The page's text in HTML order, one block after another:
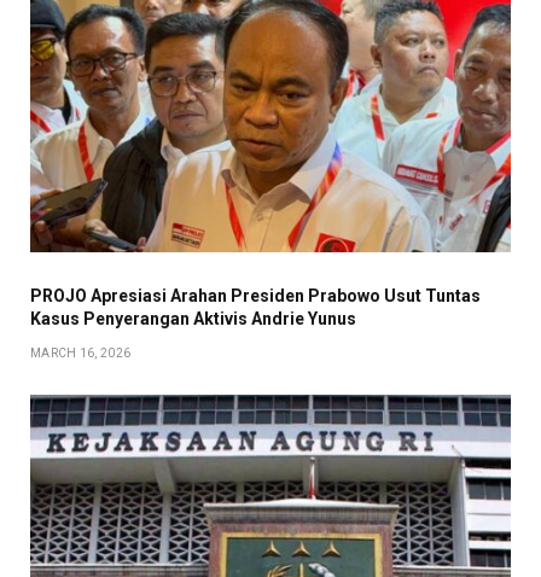
PROJO Apresiasi Arahan Presiden Prabowo Usut Tuntas
Kasus Penyerangan Aktivis Andrie Yunus
MARCH 16, 2026